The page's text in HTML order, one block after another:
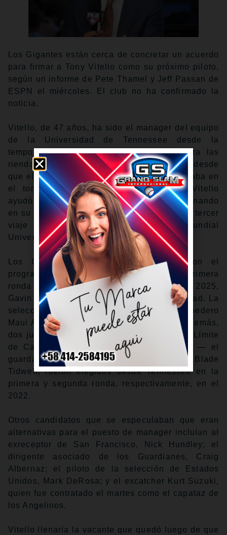
Los Gigantes están cerca de concretar un acuerdo
para firmar a Tony Vitello como su próximo piloto,
según un informe de Pete Thamel y Jeff Passan de
ESPN el miércoles. El club no ha confirmado la
noticia.
Vitello, de 47 años, ha sido el manager del equipo
de la Universidad de Tennessee desde la
temporada del 2018. Antes de que tomara las
riendas, había pasado más de una década desde
que el conjunto de dicha institución participaba en
el torneo de campeonato universitario. Vitello
ayudó a que el programa diera un giro, culminando
en su primer título nacional en el 2024 — el tercer
viaje de Tennessee a la Serie Mundial
Universitaria en cuatro campañas.
Los Gigantes tienen varios vínculos con el
programa de Tennessee. Su selección de primera
ronda (13ra en general) en el Draft del 2025,
Gavin Kilen, fue una estrella en la universidad. La
selección de cuarta ronda en el 2023, el torpedero
Maui Ahuna, también jugó en Tennessee. Además,
dos jugadores que adquirieron en la Fecha Límite
de Cambios por el relevista Tyler Rogers — el
guardabosque Drew Gilbert y el derecho Blade
Tidwell, fueron elegidos desde Tennessee en la
primera y segunda ronda, respectivamente, en el
2022.
Otros candidatos que se especulaban que eran
alternativas para el puesto de manager incluían al
exreceptor de San Francisco, Nick Hundley; el
dirigente asociado de los Guardianes, Craig
Albernaz; el piloto de la selección de Estados
Unidos, Mark DeRosa; y el excatcher Kurt Suzuki,
quien fue contratado el martes como el capataz de
los Angelinos.
Vitello llenaría la vacante que quedó luego de que